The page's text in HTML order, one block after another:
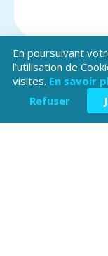
Restez informé
En poursuivant
l'utilisation de
visites. En savoir
Refuser